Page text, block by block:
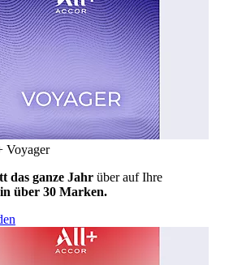
Voyager
das ganze Jahr über auf Ihre
in über 30 Marken.